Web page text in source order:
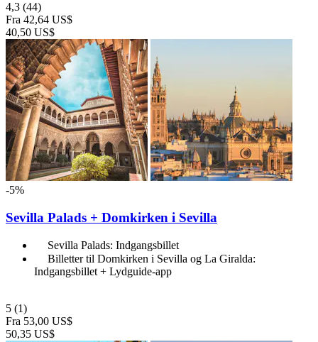
4,3 (44)
Fra 42,64 US$
40,50 US$
-5%
Sevilla Palads + Domkirken i Sevilla
Sevilla Palads: Indgangsbillet
Billetter til Domkirken i Sevilla og La Giralda:
Indgangsbillet + Lydguide-app
5 (1)
Fra 53,00 US$
50,35 US$